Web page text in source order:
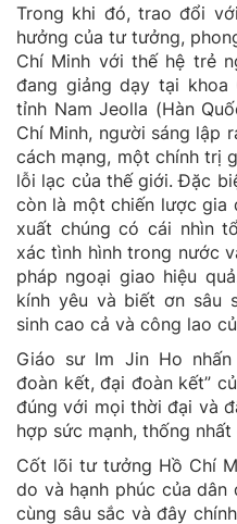
Trong khi đó, trao đổi
hưởng của tư tưởng,
Chí Minh với thế hệ trẻ
đang giảng dạy tại khoa
tỉnh Nam Jeolla (Hàn
Chí Minh, người sáng lập
cách mạng, một chính trị
lỗi lạc của thế giới. Đặc
còn là một chiến lược gia
xuất chúng có cái nhìn
xác tình hình trong nước
pháp ngoại giao hiệu
kính yêu và biết ơn sâu
sinh cao cả và công lao
Giáo sư Im Jin Ho
đoàn kết, đại đoàn kết”
đúng với mọi thời đại và
hợp sức mạnh, thống
Cốt lõi tư tưởng Hồ Chí
do và hạnh phúc của dân
cùng sâu sắc và đây